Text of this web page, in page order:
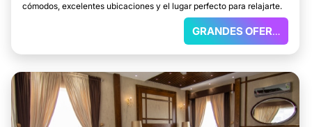
cómodos, excelentes ubicaciones y el lugar perfecto para relajarte.
GRANDES OFERTAS